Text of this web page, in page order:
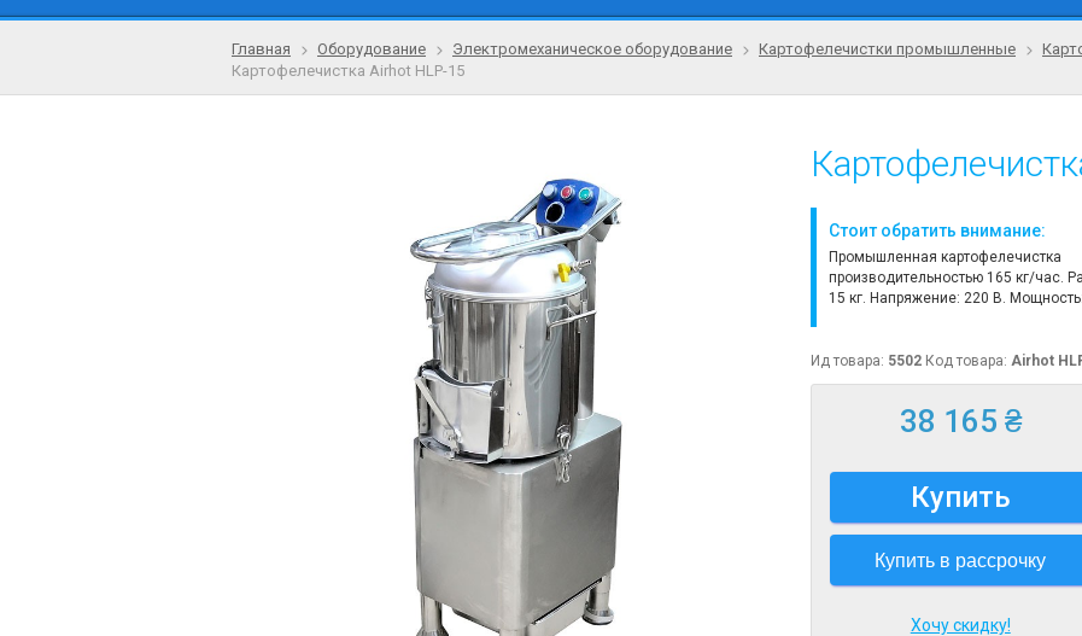
Главная Оборудование Электромеханическое оборудование Картофелечистки промышленные
Картофелечистка Airhot HLP-15
Стоит обратить внимание:
Промышленная картофелечистка
производительностью 165 кг/час.
15 кг. Напряжение: 220 В.
Ид товара: 5502 Код товара: Airhot
38 165 ₴
Купить
Купить в рассрочку
Хочу скидку!